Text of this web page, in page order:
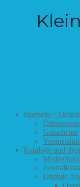
Startseite |
Gutscheine
Kataloge und
Digitale